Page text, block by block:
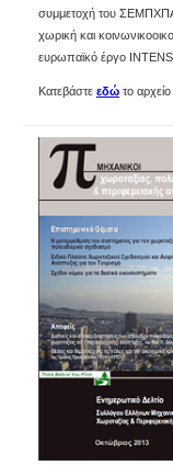
συμμετοχή του ΣΕΜΠΧΠΑ
χωρική και
ευρωπαϊκό έργο
Κατεβάστε εδώ το